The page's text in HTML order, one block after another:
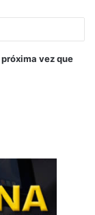
vez que